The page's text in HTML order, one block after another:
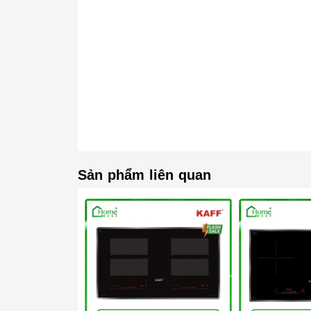
Người nấu không
vẫn đảm bảo được nấu chín, giữ được
Khi nhiệt
vật liệu từ tính.
Các vật liệu không hoạt động trên mặtbếp từ:
được nam châm).
Cần chọn đáy nồi nhẵn và bằng phẳng, tránh
Không sử dụng dụng cụ nấu ăn mỏng hoặc
Sản phẩm liên quan